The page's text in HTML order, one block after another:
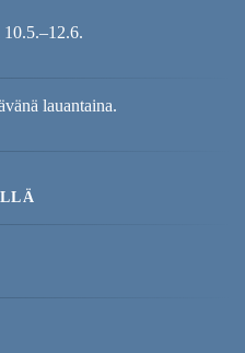
10.5.–12.6.
lauantaina.